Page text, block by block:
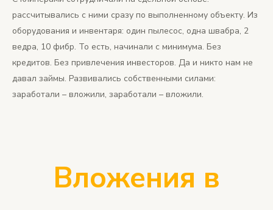
рассчитывались с ними сразу по выполненному объекту. Из
оборудования и инвентаря: один пылесос, одна швабра, 2
ведра, 10 фибр. То есть, начинали с минимума. Без
кредитов. Без привлечения инвесторов. Да и никто нам не
давал займы. Развивались собственными силами:
заработали – вложили, заработали – вложили.
Вложения в